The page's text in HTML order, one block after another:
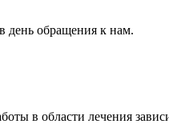
день обращения к нам.
в области лечения